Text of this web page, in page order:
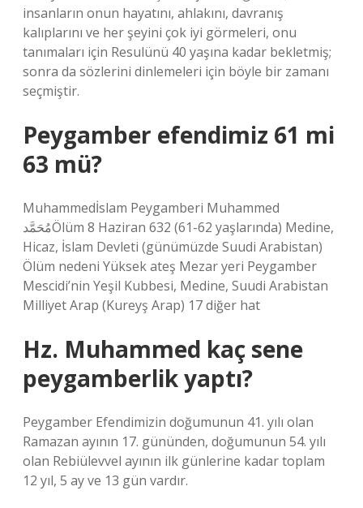
insanların onun hayatını, ahlakını, davranış
kalıplarını ve her şeyini çok iyi görmeleri, onu
tanımaları için Resulünü 40 yaşına kadar bekletmiş;
sonra da sözlerini dinlemeleri için böyle bir zamanı
seçmiştir.
Peygamber efendimiz 61 mi
63 mü?
Muhammedİslam Peygamberi Muhammed
مُحَمَّدÖlüm 8 Haziran 632 (61-62 yaşlarında) Medine,
Hicaz, İslam Devleti (günümüzde Suudi Arabistan)
Ölüm nedeni Yüksek ateş Mezar yeri Peygamber
Mescidi’nin Yeşil Kubbesi, Medine, Suudi Arabistan
Milliyet Arap (Kureyş Arap) 17 diğer hat
Hz. Muhammed kaç sene
peygamberlik yaptı?
Peygamber Efendimizin doğumunun 41. yılı olan
Ramazan ayının 17. gününden, doğumunun 54. yılı
olan Rebiülevvel ayının ilk günlerine kadar toplam
12 yıl, 5 ay ve 13 gün vardır.